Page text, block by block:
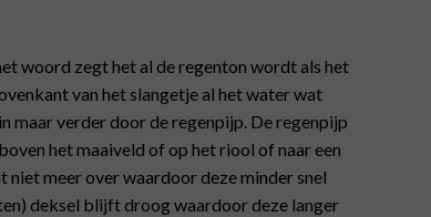
woord zegt het al de regenton wordt als het
van het slangetje al het water wat
maar verder door de regenpijp. De regenpijp
het maaiveld of op het riool of naar een
meer over waardoor deze minder snel
deksel blijft droog waardoor deze langer